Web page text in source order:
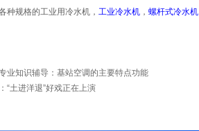
种规格的工业用冷水机， 工业冷水机 ， 螺杆式冷水机
业知识辅导：基站空调的主要特点功能
“土进洋退”好戏正在上演